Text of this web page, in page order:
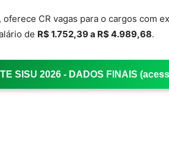
, oferece CR vagas para o cargos com
de R$ 1.752,39 a R$ 4.989,68.
SISU 2026 - DADOS FINAIS